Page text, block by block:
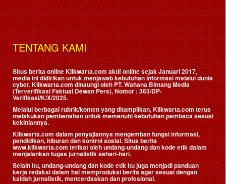
TENTANG KAMI
Situs berita online Klikwarta.com aktif online sejak Januari 2017,
media ini didirikan untuk menjawab kebutuhan informasi melalui dunia
cyber. Klikwarta.com dinaungi oleh PT. Wahana Bintang Media
(Terverifikasi Faktual Dewan Pers), Nomor : 363/DP-
Verifikasi/K/X/2025.
Melalui berbagai rubrik/konten yang ditampilkan, Klikwarta.com terus
melakukan pembenahan untuk memenuhi kebutuhan pembaca sesuai
kekiniannya.
Klikwarta.com dalam penyajiannya mengemban fungsi informasi,
pendidikan, hiburan dan kontrol sosial. Situs berita
www.klikwarta.com terikat oleh undang-undang dan kode etik dalam
menjalankan tugas jurnalistik sehari-hari.
Selain itu, undang-undang dan kode etik itu juga menjadi panduan
kerja redaksi dalam hal memproduksi berita agar sesuai dengan
kaidah jurnalistik, mencerdaskan dan profesional.